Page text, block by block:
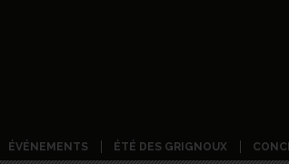
ÉVÉNEMENTS ÉTÉ DES GRIGNOUX